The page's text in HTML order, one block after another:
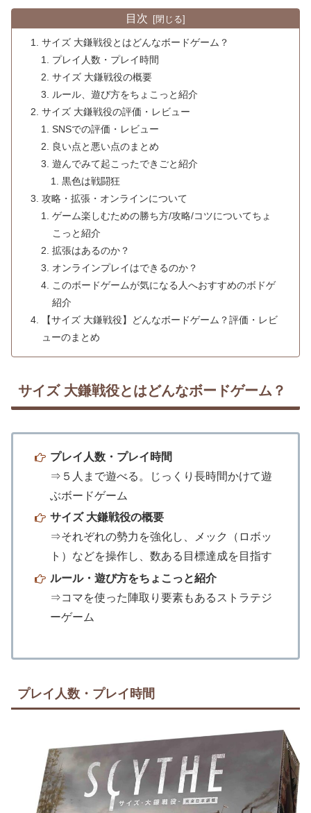
目次
サイズ 大鎌戦役とはどんなボードゲーム？
プレイ人数・プレイ時間
サイズ 大鎌戦役の概要
ルール、遊び方をちょこっと紹介
サイズ 大鎌戦役の評価・レビュー
SNSでの評価・レビュー
良い点と悪い点のまとめ
遊んでみて起こったできごと紹介
黒色は戦闘狂
攻略・拡張・オンラインについて
ゲーム楽しむための勝ち方/攻略/コツについてちょ
こっと紹介
拡張はあるのか？
オンラインプレイはできるのか？
このボードゲームが気になる人へおすすめのボドゲ
紹介
【サイズ 大鎌戦役】どんなボードゲーム？評価・レビ
ューのまとめ
サイズ 大鎌戦役とはどんなボードゲーム？
プレイ人数・プレイ時間
⇒５人まで遊べる。じっくり長時間かけて遊
ぶボードゲーム
サイズ 大鎌戦役の概要
⇒それぞれの勢力を強化し、メック（ロボッ
ト）などを操作し、数ある目標達成を目指す
ルール・遊び方をちょこっと紹介
⇒コマを使った陣取り要素もあるストラテジ
ーゲーム
プレイ人数・プレイ時間